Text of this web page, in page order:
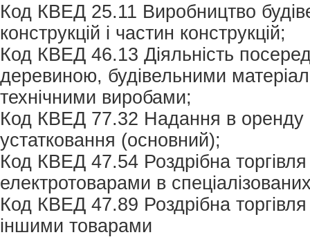
Код КВЕД 25.11 Виробництво
конструкцій і частин конструкцій;
Код КВЕД 46.13 Діяльність
деревиною, будівельними
технічними виробами;
Код КВЕД 77.32 Надання в оренду
устатковання (основний);
Код КВЕД 47.54 Роздрібна
електротоварами в
Код КВЕД 47.89 Роздрібна торгівля
іншими товарами